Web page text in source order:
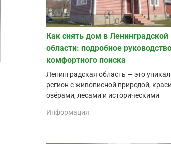
Как снять дом в Ленинградской
области: подробное
комфортного поиска
Ленинградская область — это
регион с живописной природой,
озёрами, лесами и историческими
Информация